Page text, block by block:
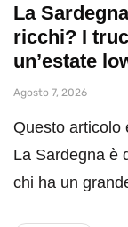
La
ricchi? I
un’estate
Agosto 7, 2026
Questo articolo
La Sardegna è
chi ha un